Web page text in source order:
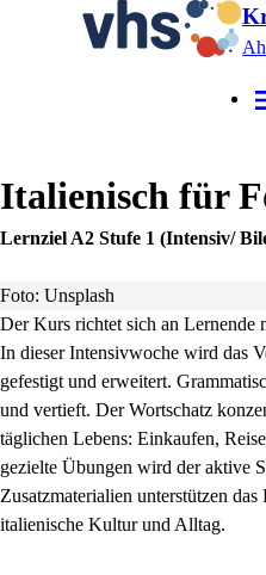
Italienisch für
Lernziel A2 Stufe 1 (Intensiv/
Foto: Unsplash
Der Kurs richtet sich an Lernende
In dieser Intensivwoche wird das
gefestigt und erweitert.
und vertieft. Der Wortschatz
täglichen Lebens: Einkaufen,
gezielte Übungen wird der aktive
Zusatzmaterialien unterstützen
italienische Kultur und Alltag.